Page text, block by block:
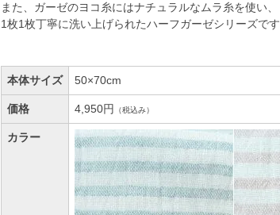
また、ガーゼのヨコ糸にはナチュラルなムラ糸を使い、
1枚1枚丁寧に洗い上げられたハーフガーゼシリーズです
本体サイズ 50×70cm
価格 4,950円 （税込み）
カラー